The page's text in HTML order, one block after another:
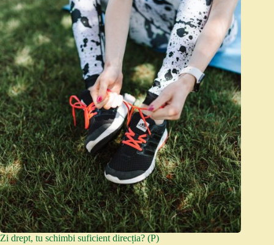
Zi drept, tu schimbi suficient direcția? (P)